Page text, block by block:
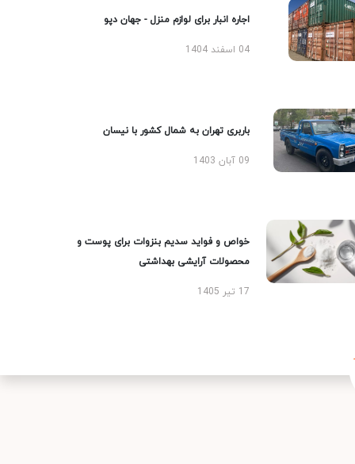
اجاره انبار برای لوازم منزل - جهان دپو
04 اسفند 1404
باربری تهران به شمال کشور با نیسان
09 آبان 1403
خواص و فواید سدیم بنزوات برای پوست و
محصولات آرایشی بهداشتی
17 تیر 1405